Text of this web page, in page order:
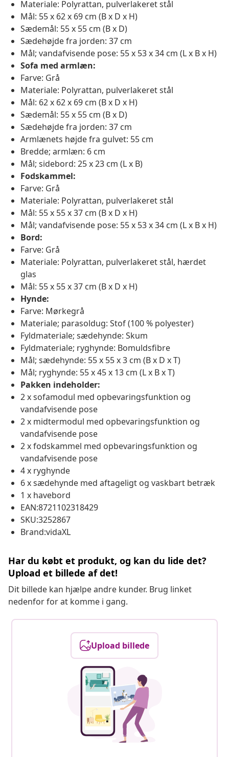
Materiale: Polyrattan, pulverlakeret stål
Mål: 55 x 62 x 69 cm (B x D x H)
Sædemål: 55 x 55 cm (B x D)
Sædehøjde fra jorden: 37 cm
Mål; vandafvisende pose: 55 x 53 x 34 cm (L x B x H)
Sofa med armlæn:
Farve: Grå
Materiale: Polyrattan, pulverlakeret stål
Mål: 62 x 62 x 69 cm (B x D x H)
Sædemål: 55 x 55 cm (B x D)
Sædehøjde fra jorden: 37 cm
Armlænets højde fra gulvet: 55 cm
Bredde; armlæn: 6 cm
Mål; sidebord: 25 x 23 cm (L x B)
Fodskammel:
Farve: Grå
Materiale: Polyrattan, pulverlakeret stål
Mål: 55 x 55 x 37 cm (B x D x H)
Mål; vandafvisende pose: 55 x 53 x 34 cm (L x B x H)
Bord:
Farve: Grå
Materiale: Polyrattan, pulverlakeret stål, hærdet
glas
Mål: 55 x 55 x 37 cm (B x D x H)
Hynde:
Farve: Mørkegrå
Materiale; parasoldug: Stof (100 % polyester)
Fyldmateriale; sædehynde: Skum
Fyldmateriale; ryghynde: Bomuldsfibre
Mål; sædehynde: 55 x 55 x 3 cm (B x D x T)
Mål; ryghynde: 55 x 45 x 13 cm (L x B x T)
Pakken indeholder:
2 x sofamodul med opbevaringsfunktion og
vandafvisende pose
2 x midtermodul med opbevaringsfunktion og
vandafvisende pose
2 x fodskammel med opbevaringsfunktion og
vandafvisende pose
4 x ryghynde
6 x sædehynde med aftageligt og vaskbart betræk
1 x havebord
EAN:8721102318429
SKU:3252867
Brand:vidaXL
Har du købt et produkt, og kan du lide det?
Upload et billede af det!
Dit billede kan hjælpe andre kunder. Brug linket
nedenfor for at komme i gang.
Upload billede